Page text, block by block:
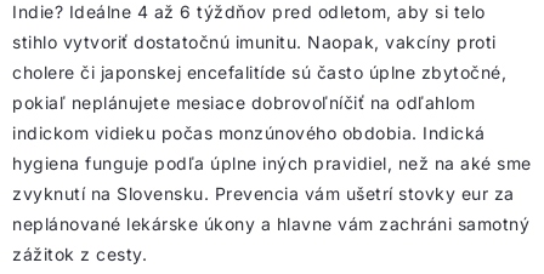
Indie? Ideálne 4 až 6 týždňov pred odletom, aby si telo
stihlo vytvoriť dostatočnú imunitu. Naopak, vakcíny proti
cholere či japonskej encefalitíde sú často úplne zbytočné,
pokiaľ neplánujete mesiace dobrovoľníčiť na odľahlom
indickom vidieku počas monzúnového obdobia. Indická
hygiena funguje podľa úplne iných pravidiel, než na aké sme
zvyknutí na Slovensku. Prevencia vám ušetrí stovky eur za
neplánované lekárske úkony a hlavne vám zachráni samotný
zážitok z cesty.